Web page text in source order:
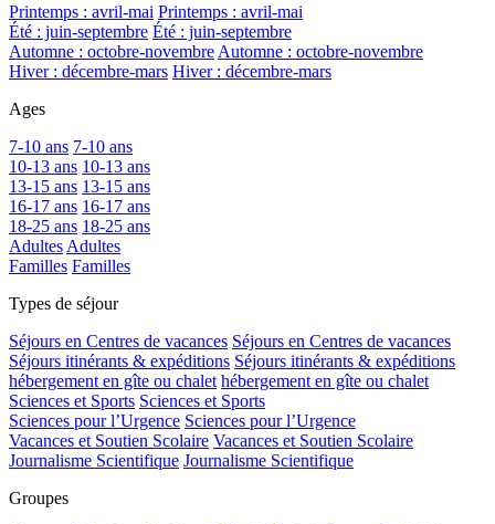
Printemps : avril-mai Printemps : avril-mai
Été : juin-septembre Été : juin-septembre
Automne : octobre-novembre Automne : octobre-novembre
Hiver : décembre-mars Hiver : décembre-mars
Ages
7-10 ans 7-10 ans
10-13 ans 10-13 ans
13-15 ans 13-15 ans
16-17 ans 16-17 ans
18-25 ans 18-25 ans
Adultes Adultes
Familles Familles
Types de séjour
Séjours en Centres de vacances Séjours en Centres de vacances
Séjours itinérants & expéditions Séjours itinérants & expéditions
hébergement en gîte ou chalet hébergement en gîte ou chalet
Sciences et Sports Sciences et Sports
Sciences pour l’Urgence Sciences pour l’Urgence
Vacances et Soutien Scolaire Vacances et Soutien Scolaire
Journalisme Scientifique Journalisme Scientifique
Groupes